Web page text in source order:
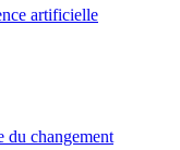
artificielle
du changement